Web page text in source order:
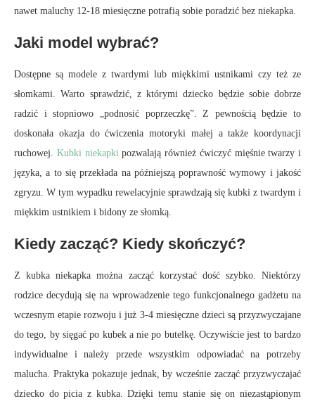
nawet maluchy 12-18 miesięczne potrafią sobie poradzić bez niekapka.
Jaki model wybrać?
Dostępne są modele z twardymi lub miękkimi ustnikami czy też ze
słomkami. Warto sprawdzić, z którymi dziecko będzie sobie dobrze
radzić i stopniowo „podnosić poprzeczkę”. Z pewnością będzie to
doskonała okazja do ćwiczenia motoryki małej a także koordynacji
ruchowej. Kubki niekapkipozwalają również ćwiczyć mięśnie twarzy i
języka, a to się przekłada na późniejszą poprawność wymowy i jakość
zgryzu. W tym wypadku rewelacyjnie sprawdzają się kubki z twardym i
miękkim ustnikiem i bidony ze słomką.
Kiedy zacząć? Kiedy skończyć?
Z kubka niekapka można zacząć korzystać dość szybko. Niektórzy
rodzice decydują się na wprowadzenie tego funkcjonalnego gadżetu na
wczesnym etapie rozwoju i już 3-4 miesięczne dzieci są przyzwyczajane
do tego, by sięgać po kubek a nie po butelkę. Oczywiście jest to bardzo
indywidualne i należy przede wszystkim odpowiadać na potrzeby
malucha. Praktyka pokazuje jednak, by wcześnie zacząć przyzwyczajać
dziecko do picia z kubka. Dzięki temu stanie się on niezastąpionym